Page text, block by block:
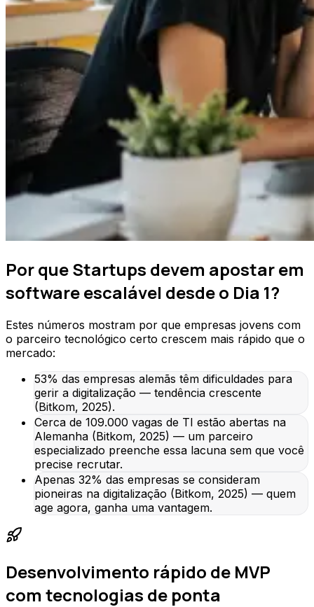
Por que Startups devem apostar em
software escalável desde o Dia 1?
Estes números mostram por que empresas jovens com
o parceiro tecnológico certo crescem mais rápido que o
mercado:
53% das empresas alemãs têm dificuldades para
gerir a digitalização — tendência crescente
(Bitkom, 2025).
Cerca de 109.000 vagas de TI estão abertas na
Alemanha (Bitkom, 2025) — um parceiro
especializado preenche essa lacuna sem que você
precise recrutar.
Apenas 32% das empresas se consideram
pioneiras na digitalização (Bitkom, 2025) — quem
age agora, ganha uma vantagem.
Desenvolvimento rápido de MVP
com tecnologias de ponta